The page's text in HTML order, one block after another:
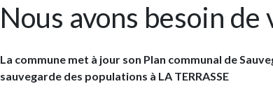
Nous avons besoin de
La commune met à jour son Plan communal de
sauvegarde des populations à LA TERRASSE